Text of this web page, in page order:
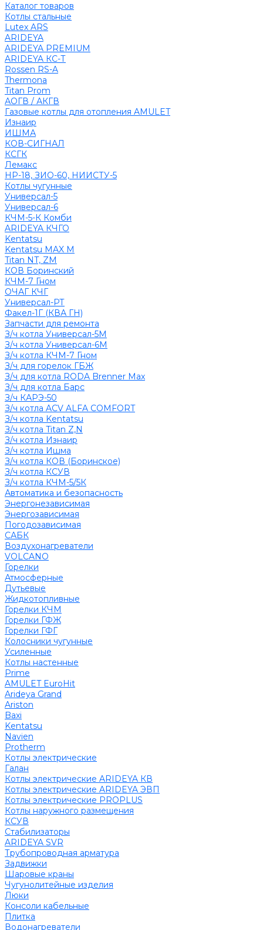
Каталог товаров
Котлы стальные
Lutex ARS
ARIDEYA
ARIDEYA PREMIUM
ARIDEYA КС-Т
Rossen RS-A
Thermona
Titan Prom
АОГВ / АКГВ
Газовые котлы для отопления AMULET
Изнаир
ИШМА
КОВ-СИГНАЛ
КСГК
Лемакс
НР-18, ЗИО-60, НИИСТУ-5
Котлы чугунные
Универсал-5
Универсал-6
КЧМ-5-К Комби
ARIDEYA КЧГО
Kentatsu
Kentatsu MAX M
Titan NT, ZM
КОВ Боринский
КЧМ-7 Гном
ОЧАГ КЧГ
Универсал-РТ
Факел-1Г (КВА ГН)
Запчасти для ремонта
З/ч котла Универсал-5М
З/ч котла Универсал-6М
З/ч котла КЧМ-7 Гном
З/ч для горелок ГБЖ
З/ч для котла RODA Brenner Max
З/ч для котла Барс
З/ч КАРЭ-50
З/ч котла ACV ALFA COMFORT
З/ч котла Kentatsu
З/ч котла Titan Z,N
З/ч котла Изнаир
З/ч котла Ишма
З/ч котла КОВ (Боринское)
З/ч котла КСУВ
З/ч котла КЧМ-5/5К
Автоматика и безопасность
Энергонезависимая
Энергозависимая
Погодозависимая
САБК
Воздухонагреватели
VOLCANO
Горелки
Атмосферные
Дутьевые
Жидкотопливные
Горелки КЧМ
Горелки ГФЖ
Горелки ГФГ
Колосники чугунные
Усиленные
Котлы настенные
Prime
AMULET EuroHit
Arideya Grand
Ariston
Baxi
Kentatsu
Navien
Protherm
Котлы электрические
Галан
Котлы электрические ARIDEYA КВ
Котлы электрические ARIDEYA ЭВП
Котлы электрические PROPLUS
Котлы наружного размещения
КСУВ
Стабилизаторы
ARIDEYA SVR
Трубопроводная арматура
Задвижки
Шаровые краны
Чугунолитейные изделия
Люки
Консоли кабельные
Плитка
Водонагреватели